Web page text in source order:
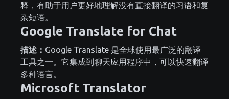
释，有助于用户更好地理解没有直接翻译的习语和复
杂短语。
Google Translate for Chat
描述： Google Translate 是全球使用最广泛的翻译
工具之一。它集成到聊天应用程序中，可以快速翻译
多种语言。
Microsoft Translator